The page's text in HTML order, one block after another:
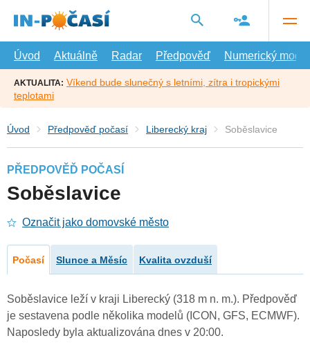
hlavní
Úvod
Aktuálně Radar Předpověď Numerický model
AKTUALITA: Víkend bude slunečný s letními, zítra i tropickými
teplotami
Úvod Předpověď počasí Liberecký kraj Soběslavice
PŘEDPOVĚĎ POČASÍ
Soběslavice
Označit jako domovské město
Počasí Slunce a Měsíc Kvalita ovzduší
Soběslavice leží v kraji Liberecký (318 m n. m.). Předpověď
je sestavena podle několika modelů (ICON, GFS, ECMWF).
Naposledy byla aktualizována dnes v 20:00.